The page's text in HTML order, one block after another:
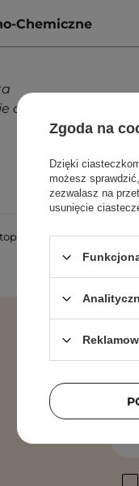
Chemiczne
orzechowy
2025
Zgoda na
Dzięki
możesz
zezwalasz na
usunięcie